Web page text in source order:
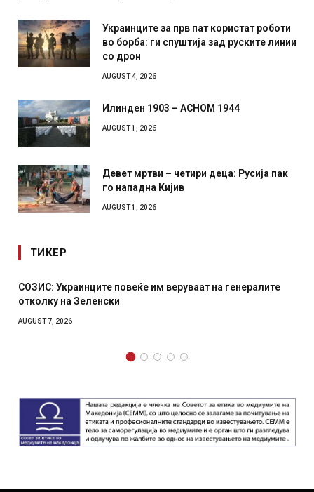
Украинците за прв пат користат роботи
во борба: ги спуштија зад руските линии
со дрон
AUGUST 4, 2026
Илинден 1903 – АСНОМ 1944
AUGUST 1, 2026
Девет мртви – четири деца: Русија пак
го нападна Кијив
AUGUST 1, 2026
ТИКЕР
СОЗИС: Украинците повеќе им веруваат на генералите
отколку на Зеленски
AUGUST 7, 2026